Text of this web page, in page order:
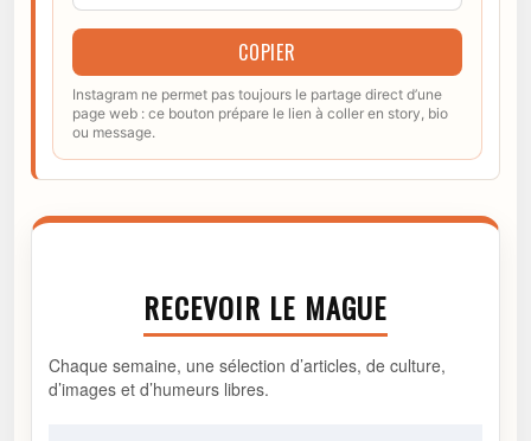
COPIER
Instagram ne permet pas toujours le partage direct d’une
page web : ce bouton prépare le lien à coller en story, bio
ou message.
RECEVOIR LE MAGUE
Chaque semaine, une sélection d’articles, de culture,
d’images et d’humeurs libres.